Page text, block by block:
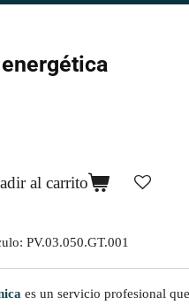
al carrito
PV.03.050.GT.001
es un servicio profesional